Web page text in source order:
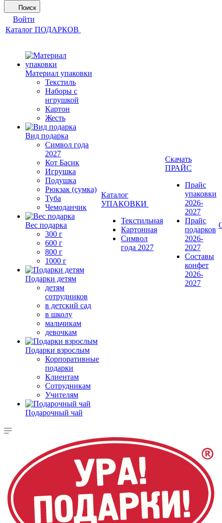
Поиск
Войти
Каталог ПОДАРКОВ
Материал упаковки
Текстиль
Наборы с
игрушкой
Картон
Жесть
Вид подарка
Символ года
2027
Кот Басик
Игрушка
Подушка
Рюкзак (сумка)
Туба
Чемоданчик
Вес подарка
300 г
600 г
800 г
1000 г
Подарки детям
детям
сотрудников
в детский сад
в школу
мальчикам
девочкам
Подарки взрослым
Корпоративные
подарки
Клиентам
Сотрудникам
Учителям
Подарочный чай
Каталог
УПАКОВКИ
Текстильная
Картонная
Символ
года 2027
Скачать
ПРАЙС
Прайс
упаковки
2026-
2027
Прайс
подарков
2026-
2027
Составы
конфет
2026-
2027